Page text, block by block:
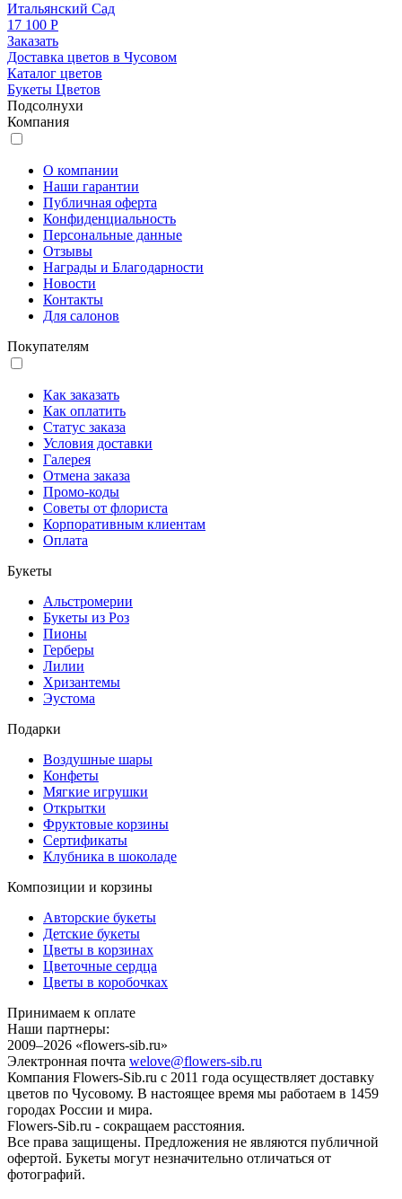
Итальянский Сад
17 100 Р
Заказать
Доставка цветов в Чусовом
Каталог цветов
Букеты Цветов
Подсолнухи
Компания
О компании
Наши гарантии
Публичная оферта
Конфиденциальность
Персональные данные
Отзывы
Награды и Благодарности
Новости
Контакты
Для салонов
Покупателям
Как заказать
Как оплатить
Статус заказа
Условия доставки
Галерея
Отмена заказа
Промо-коды
Советы от флориста
Корпоративным клиентам
Оплата
Букеты
Альстромерии
Букеты из Роз
Пионы
Герберы
Лилии
Хризантемы
Эустома
Подарки
Воздушные шары
Конфеты
Мягкие игрушки
Открытки
Фруктовые корзины
Сертификаты
Клубника в шоколаде
Композиции и корзины
Авторские букеты
Детские букеты
Цветы в корзинах
Цветочные сердца
Цветы в коробочках
Принимаем к оплате
Наши партнеры:
2009–2026 «flowers-sib.ru»
Электронная почта welove@flowers-sib.ru
Компания Flowers-Sib.ru с 2011 года осуществляет доставку
цветов по Чусовому. В настоящее время мы работаем в 1459
городах России и мира.
Flowers-Sib.ru - сокращаем расстояния.
Все права защищены. Предложения не являются публичной
офертой. Букеты могут незначительно отличаться от
фотографий.